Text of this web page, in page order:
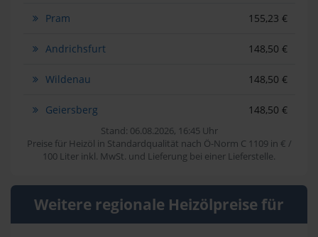
Pram 155,23 €
Andrichsfurt 148,50 €
Wildenau 148,50 €
Geiersberg 148,50 €
Stand: 06.08.2026, 16:45 Uhr
Preise für Heizöl in Standardqualität nach Ö-Norm C 1109 in € /
100 Liter inkl. MwSt. und Lieferung bei einer Lieferstelle.
Weitere regionale Heizölpreise für